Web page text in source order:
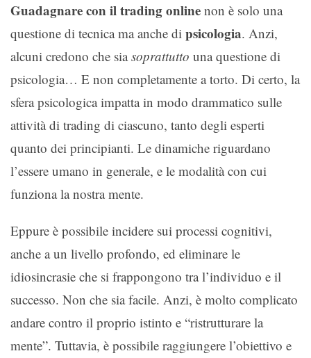
Guadagnare con il trading online non è solo una
questione di tecnica ma anche di psicologia. Anzi,
alcuni credono che siasoprattutto una questione di
psicologia… E non completamente a torto. Di certo, la
sfera psicologica impatta in modo drammatico sulle
attività di trading di ciascuno, tanto degli esperti
quanto dei principianti. Le dinamiche riguardano
l’essere umano in generale, e le modalità con cui
funziona la nostra mente.
Eppure è possibile incidere sui processi cognitivi,
anche a un livello profondo, ed eliminare le
idiosincrasie che si frappongono tra l’individuo e il
successo. Non che sia facile. Anzi, è molto complicato
andare contro il proprio istinto e “ristrutturare la
mente”. Tuttavia, è possibile raggiungere l’obiettivo e